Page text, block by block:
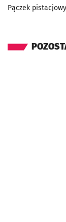
Pączek pistacjowy